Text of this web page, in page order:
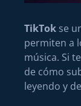
TikTok se
permiten a
música. Si
de cómo
leyendo y